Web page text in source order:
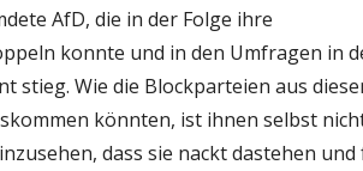
AfD, die in der Folge ihre
konnte und in den Umfragen in
stieg. Wie die Blockparteien aus
könnten, ist ihnen selbst
dass sie nackt dastehen und